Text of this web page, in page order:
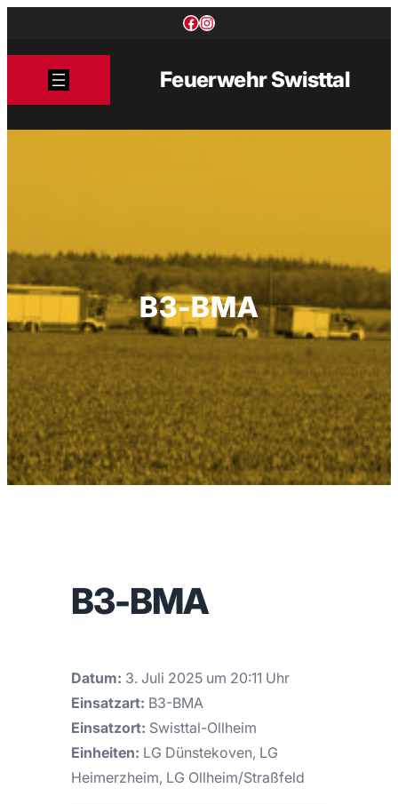
Facebook
Instagram
Feuerwehr Swisttal
B3-BMA
B3-BMA
Datum: 3. Juli 2025 um 20:11 Uhr
Einsatzart: B3-BMA
Einsatzort: Swisttal-Ollheim
Einheiten: LG Dünstekoven, LG
Heimerzheim, LG Ollheim/Straßfeld